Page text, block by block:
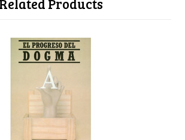
Related Products